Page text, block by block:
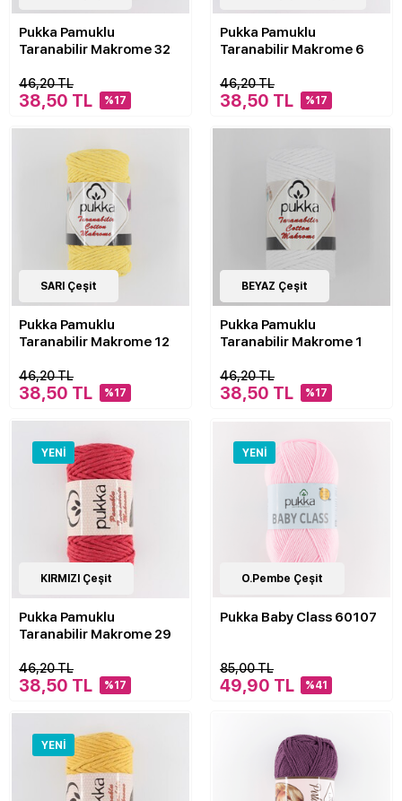
Pukka Pamuklu
Taranabilir Makrome 32
46,20 TL
38,50 TL %17
Pukka Pamuklu
Taranabilir Makrome 6
46,20 TL
38,50 TL %17
21Çeşit
SARI Çeşit
Pukka Pamuklu
Taranabilir Makrome 12
46,20 TL
38,50 TL %17
21Çeşit
BEYAZ Çeşit
Pukka Pamuklu
Taranabilir Makrome 1
46,20 TL
38,50 TL %17
YENI
21Çeşit
KIRMIZI Çeşit
Pukka Pamuklu
Taranabilir Makrome 29
46,20 TL
38,50 TL %17
YENI
1Çeşit
O.Pembe Çeşit
Pukka Baby Class 60107
85,00 TL
49,90 TL %41
YENI